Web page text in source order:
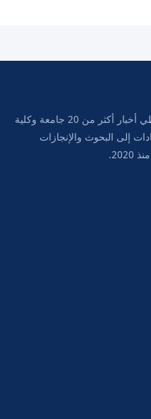
بوابة الأخبار الأكاديمية العراقية — نغطي أخبار أكثر من 20 جامعة وكلية
إلى البحوث والإنجازات